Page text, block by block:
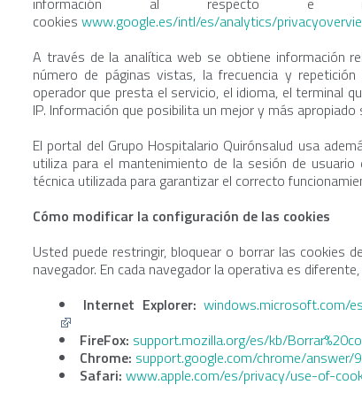
cookies www.google.es/intl/es/analytics/
A través de la analítica web se obtiene información
número de páginas vistas, la frecuencia y
operador que presta el servicio, el idioma, el terminal
IP. Información que posibilita un mejor y más
El portal del Grupo Hospitalario Quirónsalud usa
utiliza para el mantenimiento de la sesión de
técnica utilizada para garantizar el correcto
Cómo modificar la configuración de las cookies
Usted puede restringir, bloquear o borrar las cookies
navegador. En cada navegador la operativa es
Internet Explorer: windows.microsoft.com/
FireFox: support.mozilla.org/es/kb/
Chrome: support.google.com/chrome/answer/
Safari: www.apple.com/es/privacy/use-of-